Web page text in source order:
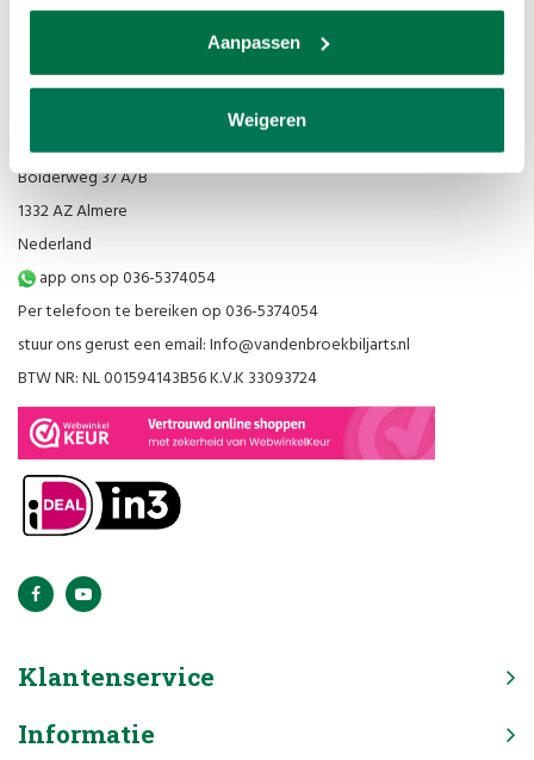
Aanpassen
Weigeren
Van den Broek Biljarts staat voor kwaliteit, vakmanschap en service.
Van den Broek Biljarts
Bolderweg 37 A/B
1332 AZ Almere
Nederland
app ons op 036-5374054
Per telefoon te bereiken op 036-5374054
stuur ons gerust een email:Info@vandenbroekbiljarts.nl
BTW NR: NL 001594143B56 K.V.K 33093724
Klantenservice
Informatie